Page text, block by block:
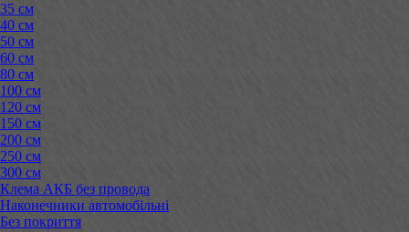
35 см
40 см
50 см
60 см
80 см
100 см
120 см
150 см
200 см
250 см
300 см
Клема АКБ без провода
Наконечники автомобільні
Без покриття